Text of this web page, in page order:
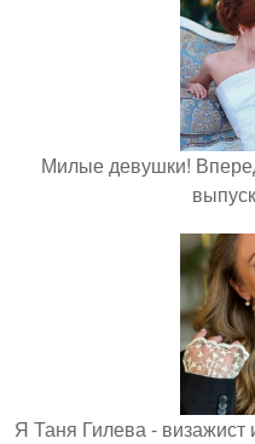
Милые девушки!
Я Таня Гилева - визажист